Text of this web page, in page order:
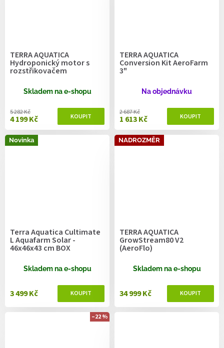
TERRA AQUATICA
Hydroponický motor s
rozstřikovačem
Skladem na e-shopu
4 199 Kč
5 282 Kč
TERRA AQUATICA
Conversion Kit AeroFarm
3"
Na objednávku
1 613 Kč
2 687 Kč
Novinka
Terra Aquatica Cultimate
L Aquafarm Solar -
46x46x43 cm BOX
Skladem na e-shopu
3 499 Kč
NADROZMĚR
TERRA AQUATICA
GrowStream80 V2
(AeroFlo)
Skladem na e-shopu
34 999 Kč
–22 %